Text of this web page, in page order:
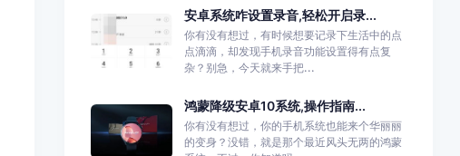
安卓系统咋设置录音,轻松开启录...
你有没有想过，有时候想要记录下生活中的点
点滴滴，却发现手机录音功能设置得有点复
杂？别急，今天就来手把...
鸿蒙降级安卓10系统,操作指南...
你有没有想过，你的手机系统也能来个华丽丽
的变身？没错，就是那个最近风头无两的鸿蒙